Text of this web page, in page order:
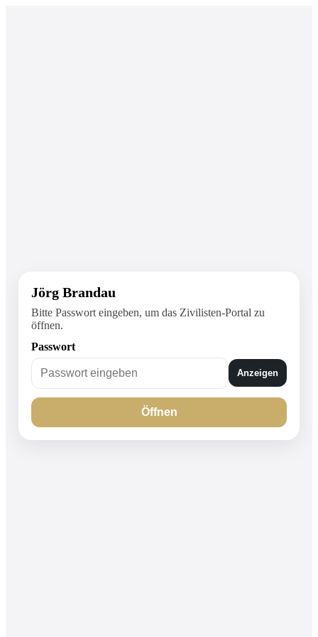
Jörg Brandau
Bitte Passwort eingeben, um das Zivilisten-Portal zu
öffnen.
Passwort
Anzeigen
Öffnen